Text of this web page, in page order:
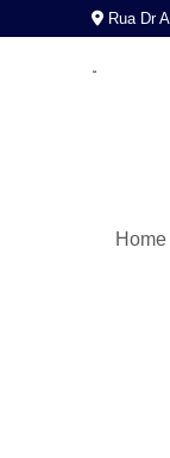
Rua Dr
Home